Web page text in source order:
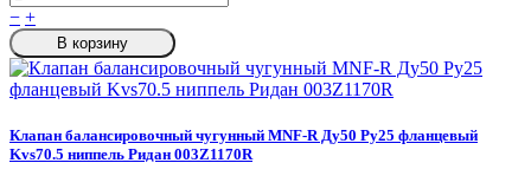
− +
В корзину
Клапан балансировочный чугунный MNF-R Ду50 Ру25 фланцевый
Kvs70.5 ниппель Ридан 003Z1170R